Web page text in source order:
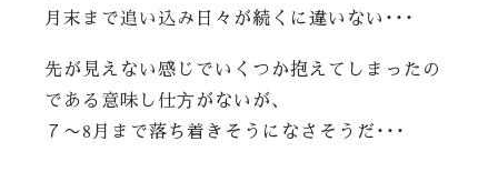
月末まで追い込み日々が続くに違いない・・・
先が見えない感じでいくつか抱えてしまったの
である意味し仕方がないが、
７〜8月まで落ち着きそうになさそうだ・・・